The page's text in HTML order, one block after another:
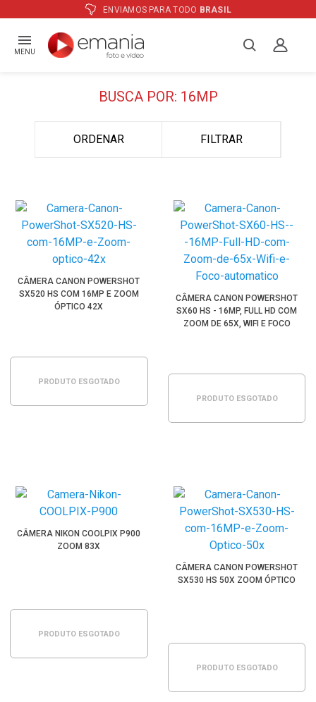
ENVIAMOS PARA TODO BRASIL
MENU
BUSCA POR: 16MP
ORDENAR FILTRAR
CÂMERA CANON POWERSHOT
SX520 HS COM 16MP E ZOOM
ÓPTICO 42X
PRODUTO ESGOTADO
CÂMERA CANON POWERSHOT
SX60 HS - 16MP, FULL HD COM
ZOOM DE 65X, WIFI E FOCO
PRODUTO ESGOTADO
CÂMERA NIKON COOLPIX P900
ZOOM 83X
PRODUTO ESGOTADO
CÂMERA CANON POWERSHOT
SX530 HS 50X ZOOM ÓPTICO
PRODUTO ESGOTADO